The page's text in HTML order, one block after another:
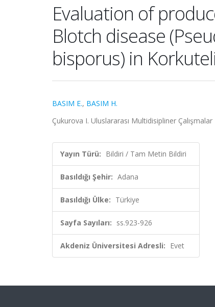
Evaluation of
Blotch disease
bisporus) in
BASIM E., BASIM H.
Çukurova I. Uluslararası Multidisipliner
Yayın Türü: Bildiri / Tam Metin Bildiri
Basıldığı Şehir: Adana
Basıldığı Ülke: Türkiye
Sayfa Sayıları: ss.923-926
Akdeniz Üniversitesi Adresli: Evet